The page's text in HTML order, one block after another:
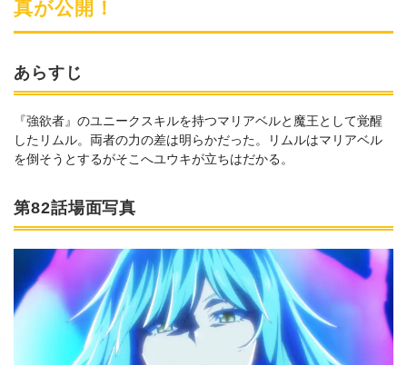
真が公開！
あらすじ
『強欲者』のユニークスキルを持つマリアベルと魔王として覚醒
したリムル。両者の力の差は明らかだった。リムルはマリアベル
を倒そうとするがそこへユウキが立ちはだかる。
第82話場面写真